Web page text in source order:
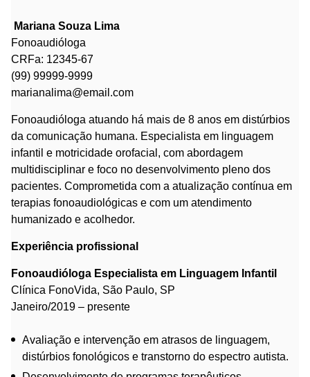
Mariana Souza Lima
Fonoaudióloga
CRFa: 12345-67
(99) 99999-9999
marianalima@email.com
Fonoaudióloga atuando há mais de 8 anos em distúrbios
da comunicação humana. Especialista em linguagem
infantil e motricidade orofacial, com abordagem
multidisciplinar e foco no desenvolvimento pleno dos
pacientes. Comprometida com a atualização contínua em
terapias fonoaudiológicas e com um atendimento
humanizado e acolhedor.
Experiência profissional
Fonoaudióloga Especialista em Linguagem Infantil
Clínica FonoVida, São Paulo, SP
Janeiro/2019 – presente
Avaliação e intervenção em atrasos de linguagem,
distúrbios fonológicos e transtorno do espectro autista.